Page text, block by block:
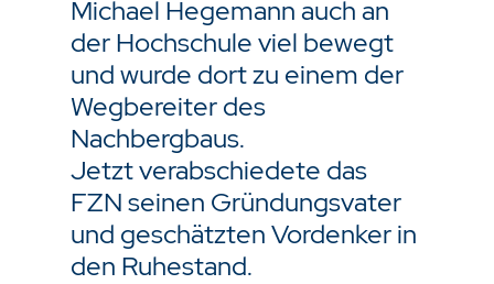
Michael Hegemann auch an
der Hochschule viel bewegt
und wurde dort zu einem der
Wegbereiter des
Nachbergbaus.
Jetzt verabschiedete das
FZN seinen Gründungsvater
und geschätzten Vordenker in
den Ruhestand.